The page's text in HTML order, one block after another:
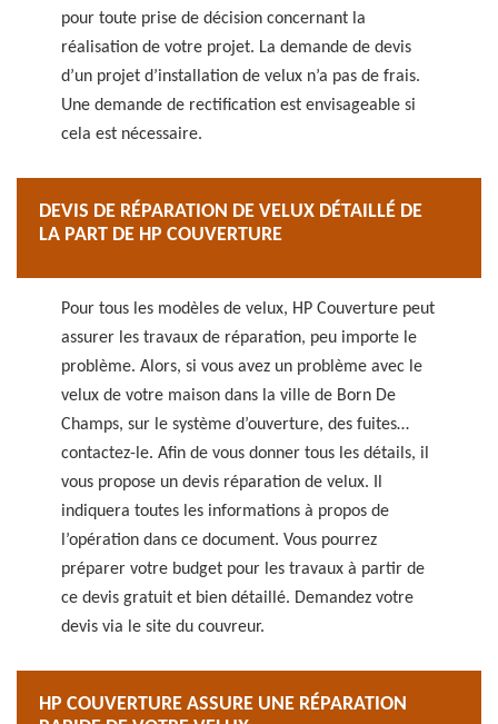
pour toute prise de décision concernant la
réalisation de votre projet. La demande de devis
d’un projet d’installation de velux n’a pas de frais.
Une demande de rectification est envisageable si
cela est nécessaire.
DEVIS DE RÉPARATION DE VELUX DÉTAILLÉ DE
LA PART DE HP COUVERTURE
Pour tous les modèles de velux, HP Couverture peut
assurer les travaux de réparation, peu importe le
problème. Alors, si vous avez un problème avec le
velux de votre maison dans la ville de Born De
Champs, sur le système d’ouverture, des fuites…
contactez-le. Afin de vous donner tous les détails, il
vous propose un devis réparation de velux. Il
indiquera toutes les informations à propos de
l’opération dans ce document. Vous pourrez
préparer votre budget pour les travaux à partir de
ce devis gratuit et bien détaillé. Demandez votre
devis via le site du couvreur.
HP COUVERTURE ASSURE UNE RÉPARATION